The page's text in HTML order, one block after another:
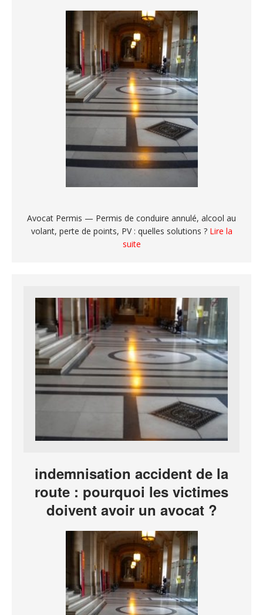
Avocat Permis — Permis de conduire annulé, alcool au
volant, perte de points, PV : quelles solutions ? Lire la
suite
indemnisation accident de la
route : pourquoi les victimes
doivent avoir un avocat ?